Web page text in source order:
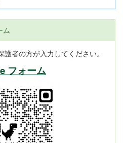
ム
者の方が入力してください。
フォーム